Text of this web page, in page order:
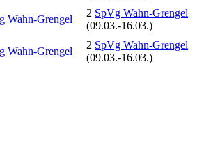
Wahn-Grengel
2 SpVg Wahn-Grengel
(09.03.-16.03.)
Wahn-Grengel
2 SpVg Wahn-Grengel
(09.03.-16.03.)